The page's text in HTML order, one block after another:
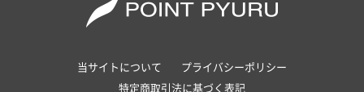
当サイトについて
プライバシーポリシー
特定商取引法に基づく表記